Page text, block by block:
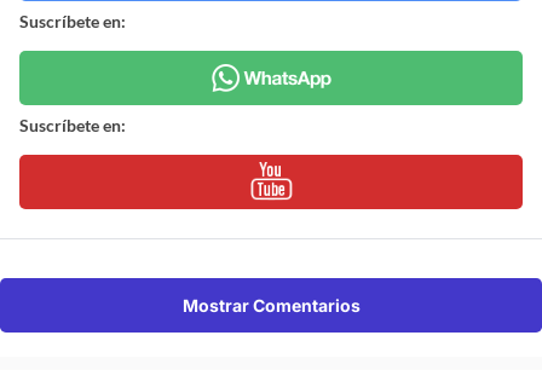
Suscríbete en:
Suscríbete en:
Mostrar Comentarios